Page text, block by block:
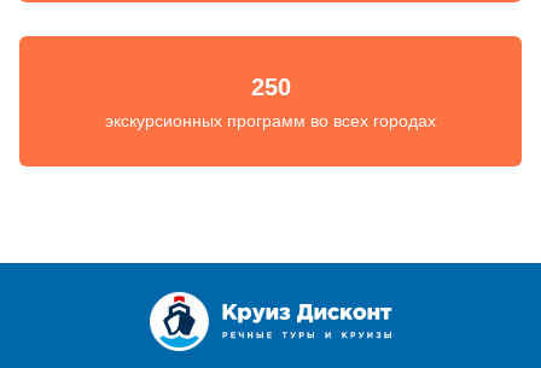
250
экскурсионных программ во всех городах